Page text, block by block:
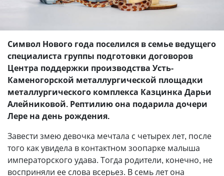
Символ Нового года поселился в семье ведущего
специалиста группы подготовки договоров
Центра поддержки производства Усть-
Каменогорской металлургической площадки
металлургического комплекса Казцинка Дарьи
Алейниковой. Рептилию она подарила дочери
Лере на день рождения.
Завести змею девочка мечтала с четырех лет, после
того как увидела в контактном зоопарке малыша
императорского удава. Тогда родители, конечно, не
восприняли ее слова всерьез. В семь лет она